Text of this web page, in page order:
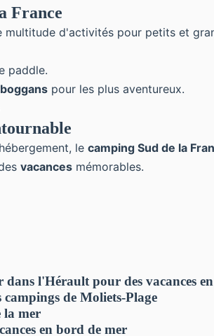
France
multitude d'activités pour petits et
paddle.
pour les plus aventureux.
le camping Sud de la
vacances mémorables.
l'Hérault pour des vacances
de Moliets-Plage
la mer
en bord de mer